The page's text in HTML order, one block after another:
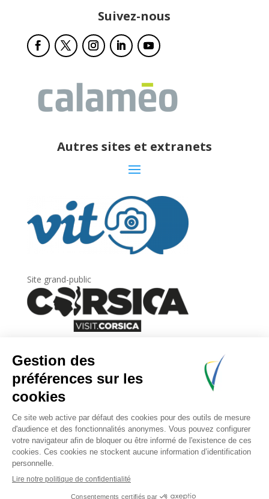
Suivez-nous
Autres sites et extranets
Site grand-public
Newsletter
Inscrivez-vous àla lettre d’information
l’Agence du tourisme de la Corse.